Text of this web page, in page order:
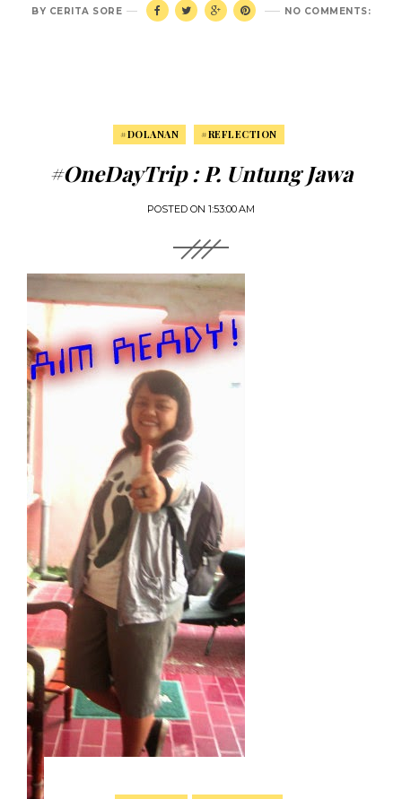
NO COMMENTS:
BY CERITA SORE
#DOLANAN #REFLECTION
#OneDayTrip : P. Untung Jawa
POSTED ON 1:53:00 AM